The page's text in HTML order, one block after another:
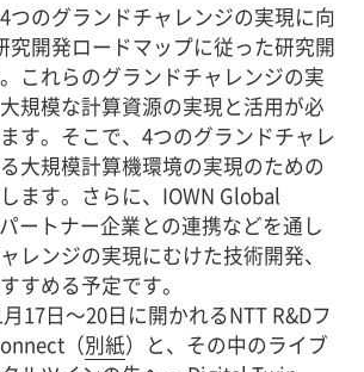
つのグランドチャレンジの実現に向
究開発ロードマップに従った研究開
これらのグランドチャレンジの実
規模な計算資源の実現と活用が必
す。そこで、4つのグランドチャレ
大規模計算機環境の実現のための
ます。さらに、IOWN Global
ートナー企業との連携などを通し
レンジの実現にむけた技術開発、
すめる予定です。
17日～20日に開かれるNTT R&Dフ
（別紙）と、その中のライブ